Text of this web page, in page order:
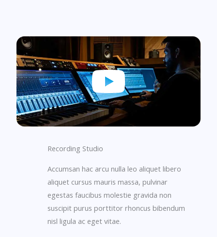
Recording Studio
Accumsan hac arcu nulla leo aliquet libero
aliquet cursus mauris massa, pulvinar
egestas faucibus molestie gravida non
suscipit purus porttitor rhoncus bibendum
nisl ligula ac eget vitae.